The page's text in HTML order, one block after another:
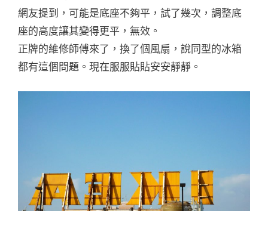
網友提到，可能是底座不夠平，試了幾次，調整底
座的高度讓其變得更平，無效。
正牌的維修師傅來了，換了個風扇，說同型的冰箱
都有這個問題。現在服服貼貼安安靜靜。